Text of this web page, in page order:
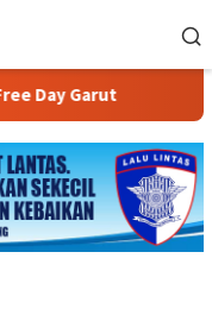
Tingkatkan Kualitas